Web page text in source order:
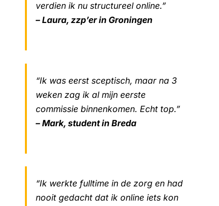
verdien ik nu structureel online.”
– Laura, zzp’er in Groningen
“Ik was eerst sceptisch, maar na 3
weken zag ik al mijn eerste
commissie binnenkomen. Echt top.”
– Mark, student in Breda
“Ik werkte fulltime in de zorg en had
nooit gedacht dat ik online iets kon